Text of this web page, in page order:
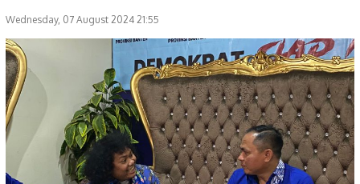
Wednesday, 07 August 2024 21:55